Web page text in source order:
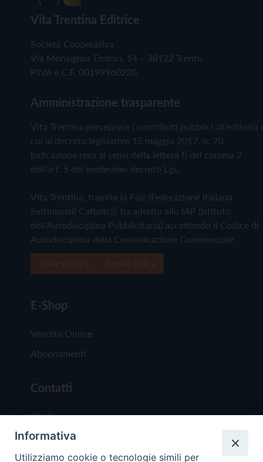
Vita Trentina Editrice
Società Cooperativa
Via Monsignor Endrici, 14 – 38122 Trento
P.IVA e C.F. 00199960220
Amministrazione trasparente
Vita Trentina percepisce i contributi pubblici all'editoria
cui al decreto legislativo 15 maggio 2017, n. 70.
Indicazione resa ai sensi della lettera f) del comma 2
dell'art. 5 del medesimo decreto Lgs.
Vita Trentina, tramite la Fisc (Federazione Italiana
Settimanali Cattolici), ha aderito allo IAP (Istituto
dell'Autodisciplina Pubblicitaria) accettando il Codice di
Autodisciplina della Comunicazione Commerciale
E-Shop
Vendita Online
Abbonamenti
Contatti
Chi Siamo
Redazione
Scrivici
Informativa
Utilizziamo cookie o tecnologie simili per